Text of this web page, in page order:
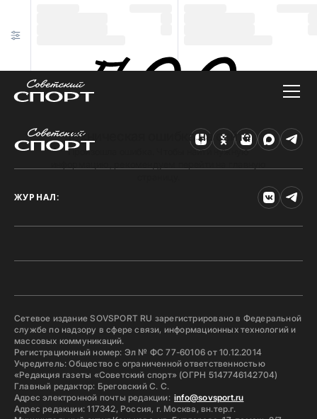
Техническая ошибка на сайте
Произошла ошибка. Чтобы найти нужную
ЖУРНАЛ:
Сетевое издание SOVSPORT RU зарегистрировано в Федеральной
службе по надзору в сфере связи, информационных технологий и
массовых коммуникаций.
Регистрационный номер: Эл № ФС 77-60106 от 10.12.2014
Учредитель: Общество с ограниченной ответственностью
«Редакция газеты «Советский спорт» (ОГРН 5147746142704)
Главный редактор: Бреговский С. С.
Адрес электронной почты редакции: info@sovsport.ru
Адрес редакции: 117342, Россия, г. Москва, вн.тер.г.